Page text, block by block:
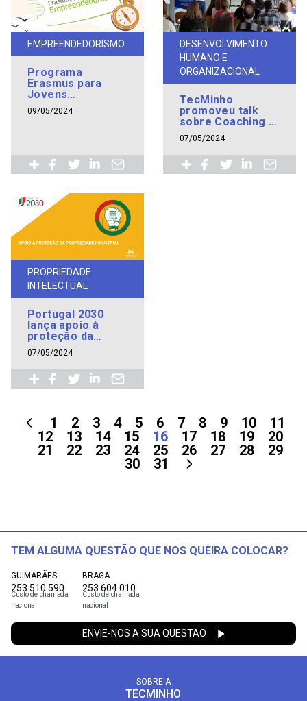
EMPREENDEDORISMO
Programa
Erasmus para
Jovens
Empreendedores
apresentado em
09/05/2024
DESENVOLVIMENTO
HUMANO E
ORGANIZACIONAL
TecMinho
promoveu talk
sobre Coaching e
Felicidade no
Trabalho em
07/05/2024
PROPRIEDADE
INTELECTUAL
Portugal 2030
lança apoio à
proteção da
propriedade
industrial
07/05/2024
1 2 3 4 5 6 7 8 9 10
11
12
13 14 15 16 17 18 19
20
21
22 23 24 25 26 27 28
29
30
31
TEM ALGUMA QUESTÃO QUE NOS QUEIRA COLOCAR?
GUIMARÃES
253 510 590
Custo de chamada
nacional
BRAGA
253 604 010
Custo de chamada
nacional
ENVIE-NOS A SUA QUESTÃO
SOBRE A
TECMINHO